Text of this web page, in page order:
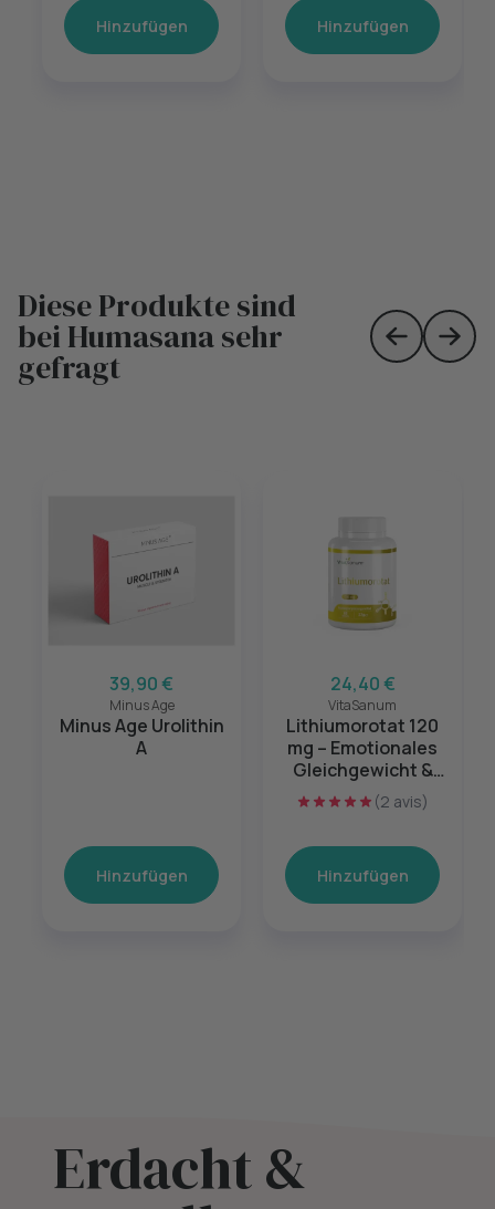
Hinzufügen Hinzufügen
Diese Produkte sind
bei Humasana sehr
gefragt Skip toSkip
39,90 €
Minus Age
Minus Age Urolithin
A
Hinzufügen
24,40 €
VitaSanum
Lithiumorotat 120
mg – Emotionales
Gleichgewicht &
mentale Balance –
60 Kapseln
(2 avis)
Hinzufügen
Erdacht &